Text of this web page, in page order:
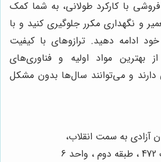
با کارکرد طولانی، به شما کمک
و نگهداری مکرر جلوگیری کنید و با
ادامه دهید. ترازوهای با کیفیت
بهترین مواد اولیه و فناوری‌های
دارند و می‌توانند سال‌ها بدون مشکل
آزادی به سمت انقلاب،